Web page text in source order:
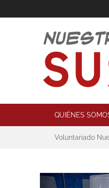
Espacio de
Primary
QUIÉNES
Voluntariado